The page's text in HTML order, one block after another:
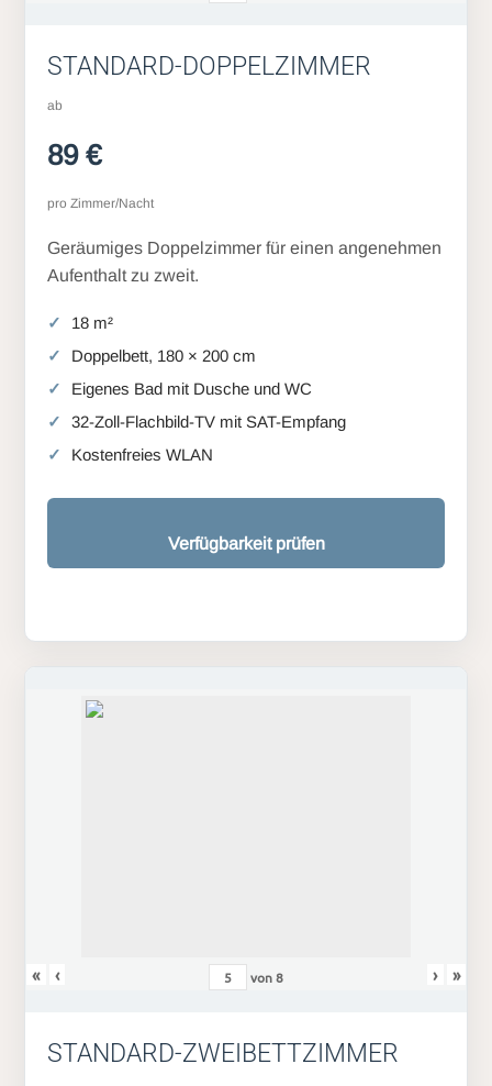
STANDARD-DOPPELZIMMER
ab
89 €
pro Zimmer/Nacht
Geräumiges Doppelzimmer für einen angenehmen
Aufenthalt zu zweit.
18 m²
Doppelbett, 180 × 200 cm
Eigenes Bad mit Dusche und WC
32-Zoll-Flachbild-TV mit SAT-Empfang
Kostenfreies WLAN
Verfügbarkeit prüfen
« ‹ von8 › »
STANDARD-ZWEIBETTZIMMER